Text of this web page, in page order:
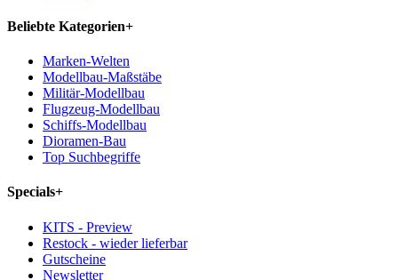
Beliebte Kategorien+
Marken-Welten
Modellbau-Maßstäbe
Militär-Modellbau
Flugzeug-Modellbau
Schiffs-Modellbau
Dioramen-Bau
Top Suchbegriffe
Specials+
KITS - Preview
Restock - wieder lieferbar
Gutscheine
Newsletter